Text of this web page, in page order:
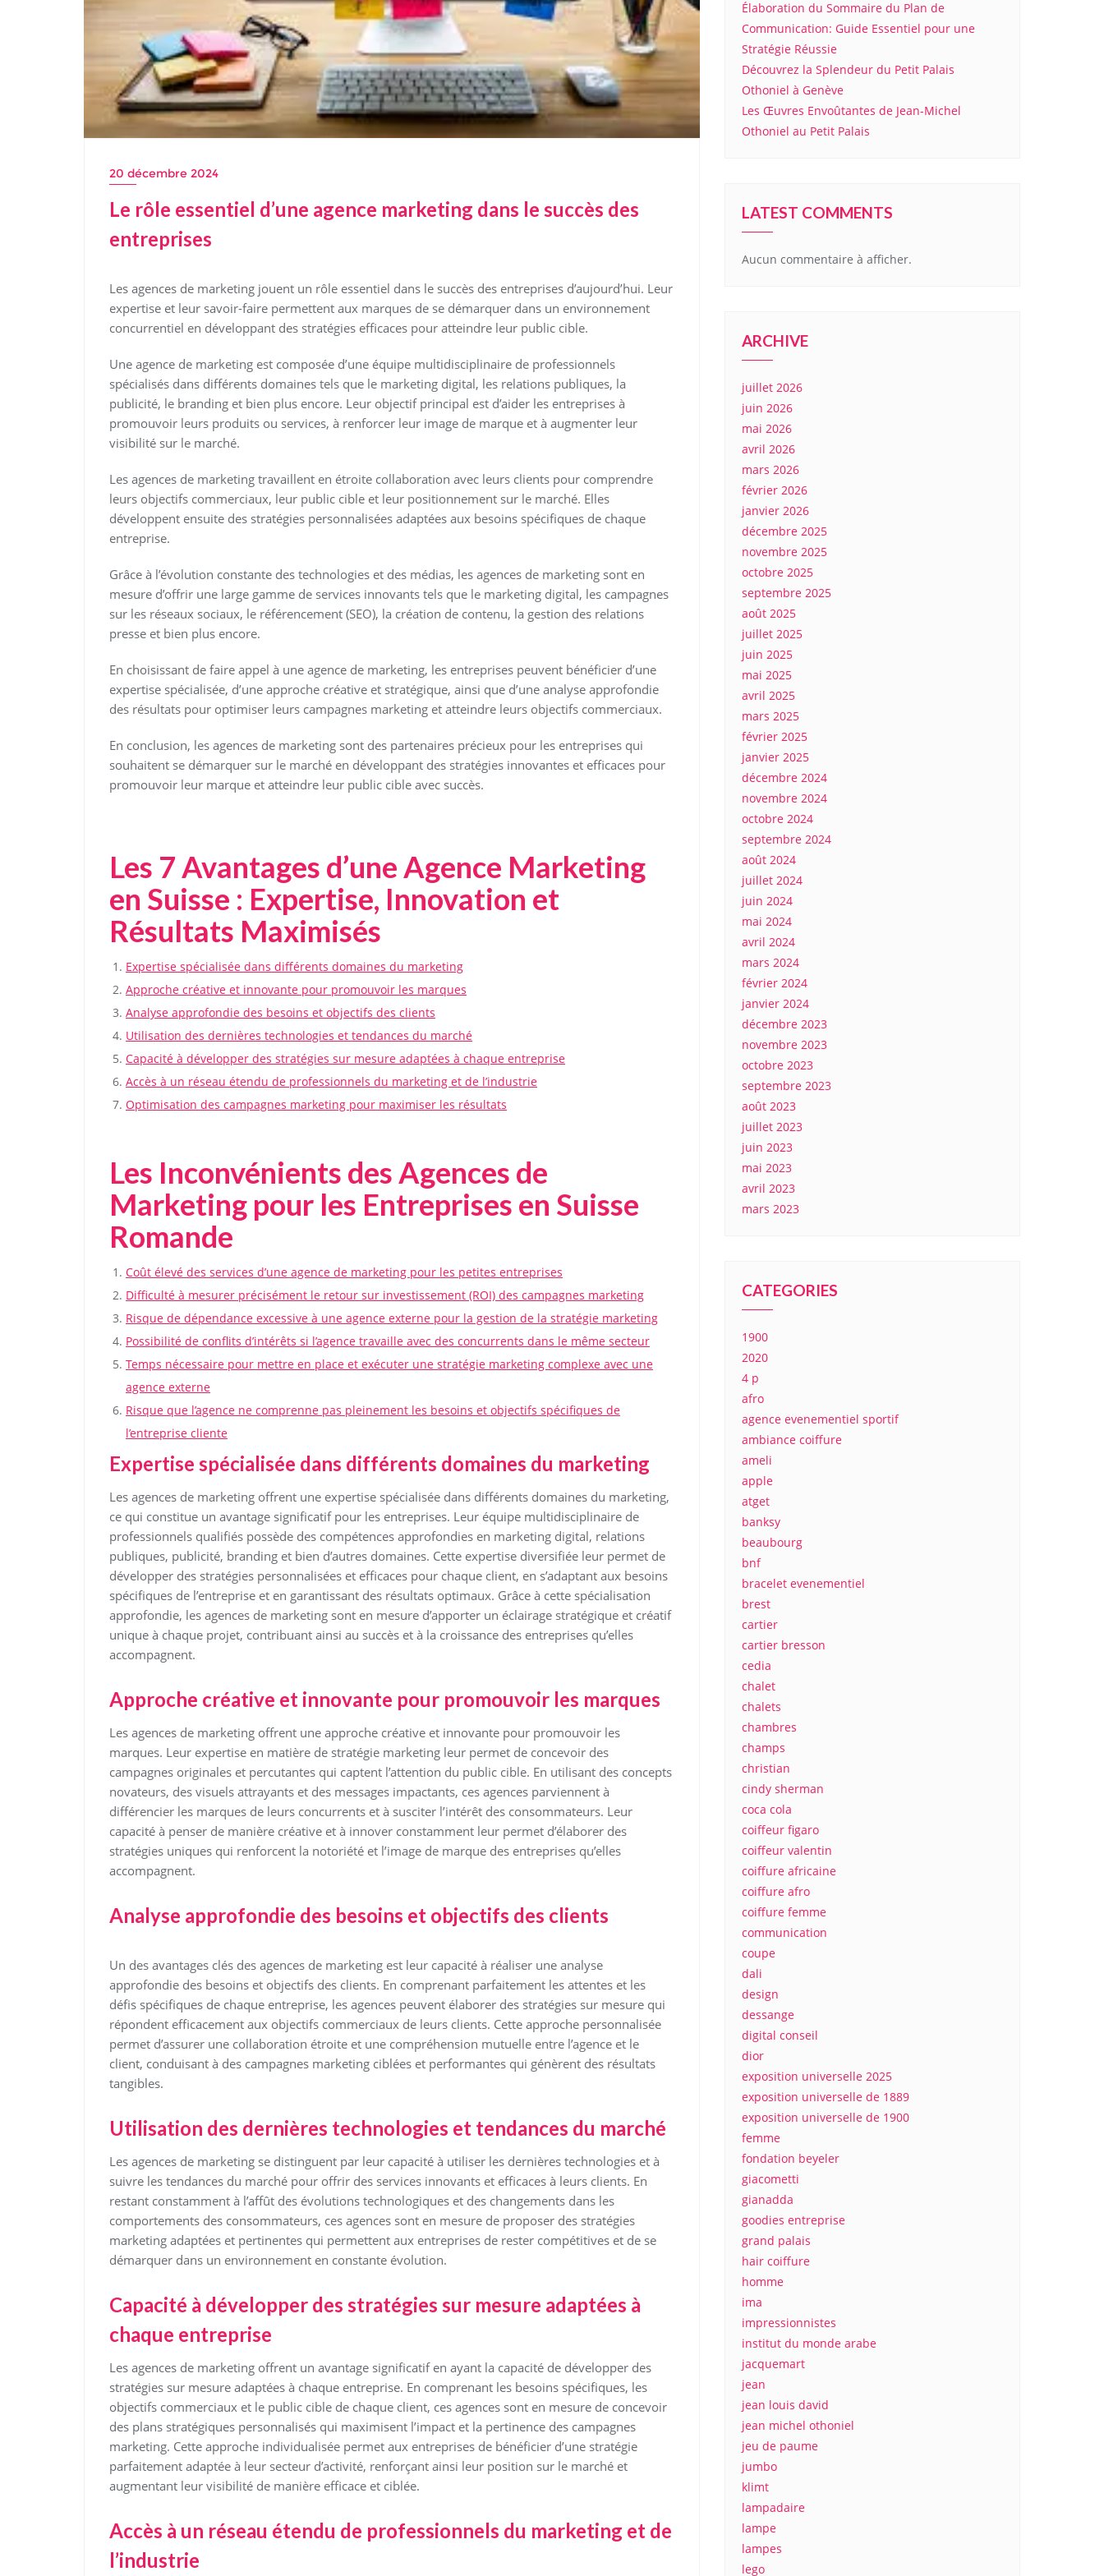
20 décembre 2024
Le rôle essentiel d’une agence marketing dans le succès des
entreprises
Les agences de marketing jouent un rôle essentiel dans le succès des entreprises d’aujourd’hui. Leur
expertise et leur savoir-faire permettent aux marques de se démarquer dans un environnement
concurrentiel en développant des stratégies efficaces pour atteindre leur public cible.
Une agence de marketing est composée d’une équipe multidisciplinaire de professionnels
spécialisés dans différents domaines tels que le marketing digital, les relations publiques, la
publicité, le branding et bien plus encore. Leur objectif principal est d’aider les entreprises à
promouvoir leurs produits ou services, à renforcer leur image de marque et à augmenter leur
visibilité sur le marché.
Les agences de marketing travaillent en étroite collaboration avec leurs clients pour comprendre
leurs objectifs commerciaux, leur public cible et leur positionnement sur le marché. Elles
développent ensuite des stratégies personnalisées adaptées aux besoins spécifiques de chaque
entreprise.
Grâce à l’évolution constante des technologies et des médias, les agences de marketing sont en
mesure d’offrir une large gamme de services innovants tels que le marketing digital, les campagnes
sur les réseaux sociaux, le référencement (SEO), la création de contenu, la gestion des relations
presse et bien plus encore.
En choisissant de faire appel à une agence de marketing, les entreprises peuvent bénéficier d’une
expertise spécialisée, d’une approche créative et stratégique, ainsi que d’une analyse approfondie
des résultats pour optimiser leurs campagnes marketing et atteindre leurs objectifs commerciaux.
En conclusion, les agences de marketing sont des partenaires précieux pour les entreprises qui
souhaitent se démarquer sur le marché en développant des stratégies innovantes et efficaces pour
promouvoir leur marque et atteindre leur public cible avec succès.
Les 7 Avantages d’une Agence Marketing
en Suisse : Expertise, Innovation et
Résultats Maximisés
Expertise spécialisée dans différents domaines du marketing
Approche créative et innovante pour promouvoir les marques
Analyse approfondie des besoins et objectifs des clients
Utilisation des dernières technologies et tendances du marché
Capacité à développer des stratégies sur mesure adaptées à chaque entreprise
Accès à un réseau étendu de professionnels du marketing et de l’industrie
Optimisation des campagnes marketing pour maximiser les résultats
Les Inconvénients des Agences de
Marketing pour les Entreprises en Suisse
Romande
Coût élevé des services d’une agence de marketing pour les petites entreprises
Difficulté à mesurer précisément le retour sur investissement (ROI) des campagnes marketing
Risque de dépendance excessive à une agence externe pour la gestion de la stratégie marketing
Possibilité de conflits d’intérêts si l’agence travaille avec des concurrents dans le même secteur
Temps nécessaire pour mettre en place et exécuter une stratégie marketing complexe avec une
agence externe
Risque que l’agence ne comprenne pas pleinement les besoins et objectifs spécifiques de
l’entreprise cliente
Expertise spécialisée dans différents domaines du marketing
Les agences de marketing offrent une expertise spécialisée dans différents domaines du marketing,
ce qui constitue un avantage significatif pour les entreprises. Leur équipe multidisciplinaire de
professionnels qualifiés possède des compétences approfondies en marketing digital, relations
publiques, publicité, branding et bien d’autres domaines. Cette expertise diversifiée leur permet de
développer des stratégies personnalisées et efficaces pour chaque client, en s’adaptant aux besoins
spécifiques de l’entreprise et en garantissant des résultats optimaux. Grâce à cette spécialisation
approfondie, les agences de marketing sont en mesure d’apporter un éclairage stratégique et créatif
unique à chaque projet, contribuant ainsi au succès et à la croissance des entreprises qu’elles
accompagnent.
Approche créative et innovante pour promouvoir les marques
Les agences de marketing offrent une approche créative et innovante pour promouvoir les
marques. Leur expertise en matière de stratégie marketing leur permet de concevoir des
campagnes originales et percutantes qui captent l’attention du public cible. En utilisant des concepts
novateurs, des visuels attrayants et des messages impactants, ces agences parviennent à
différencier les marques de leurs concurrents et à susciter l’intérêt des consommateurs. Leur
capacité à penser de manière créative et à innover constamment leur permet d’élaborer des
stratégies uniques qui renforcent la notoriété et l’image de marque des entreprises qu’elles
accompagnent.
Analyse approfondie des besoins et objectifs des clients
Un des avantages clés des agences de marketing est leur capacité à réaliser une analyse
approfondie des besoins et objectifs des clients. En comprenant parfaitement les attentes et les
défis spécifiques de chaque entreprise, les agences peuvent élaborer des stratégies sur mesure qui
répondent efficacement aux objectifs commerciaux de leurs clients. Cette approche personnalisée
permet d’assurer une collaboration étroite et une compréhension mutuelle entre l’agence et le
client, conduisant à des campagnes marketing ciblées et performantes qui génèrent des résultats
tangibles.
Utilisation des dernières technologies et tendances du marché
Les agences de marketing se distinguent par leur capacité à utiliser les dernières technologies et à
suivre les tendances du marché pour offrir des services innovants et efficaces à leurs clients. En
restant constamment à l’affût des évolutions technologiques et des changements dans les
comportements des consommateurs, ces agences sont en mesure de proposer des stratégies
marketing adaptées et pertinentes qui permettent aux entreprises de rester compétitives et de se
démarquer dans un environnement en constante évolution.
Capacité à développer des stratégies sur mesure adaptées à
chaque entreprise
Les agences de marketing offrent un avantage significatif en ayant la capacité de développer des
stratégies sur mesure adaptées à chaque entreprise. En comprenant les besoins spécifiques, les
objectifs commerciaux et le public cible de chaque client, ces agences sont en mesure de concevoir
des plans stratégiques personnalisés qui maximisent l’impact et la pertinence des campagnes
marketing. Cette approche individualisée permet aux entreprises de bénéficier d’une stratégie
parfaitement adaptée à leur secteur d’activité, renforçant ainsi leur position sur le marché et
augmentant leur visibilité de manière efficace et ciblée.
Accès à un réseau étendu de professionnels du marketing et de
l’industrie
Élaboration du Sommaire du Plan de
Communication: Guide Essentiel pour une
Stratégie Réussie
Découvrez la Splendeur du Petit Palais
Othoniel à Genève
Les Œuvres Envoûtantes de Jean-Michel
Othoniel au Petit Palais
LATEST COMMENTS
Aucun commentaire à afficher.
ARCHIVE
juillet 2026
juin 2026
mai 2026
avril 2026
mars 2026
février 2026
janvier 2026
décembre 2025
novembre 2025
octobre 2025
septembre 2025
août 2025
juillet 2025
juin 2025
mai 2025
avril 2025
mars 2025
février 2025
janvier 2025
décembre 2024
novembre 2024
octobre 2024
septembre 2024
août 2024
juillet 2024
juin 2024
mai 2024
avril 2024
mars 2024
février 2024
janvier 2024
décembre 2023
novembre 2023
octobre 2023
septembre 2023
août 2023
juillet 2023
juin 2023
mai 2023
avril 2023
mars 2023
CATEGORIES
1900
2020
4 p
afro
agence evenementiel sportif
ambiance coiffure
ameli
apple
atget
banksy
beaubourg
bnf
bracelet evenementiel
brest
cartier
cartier bresson
cedia
chalet
chalets
chambres
champs
christian
cindy sherman
coca cola
coiffeur figaro
coiffeur valentin
coiffure africaine
coiffure afro
coiffure femme
communication
coupe
dali
design
dessange
digital conseil
dior
exposition universelle 2025
exposition universelle de 1889
exposition universelle de 1900
femme
fondation beyeler
giacometti
gianadda
goodies entreprise
grand palais
hair coiffure
homme
ima
impressionnistes
institut du monde arabe
jacquemart
jean
jean louis david
jean michel othoniel
jeu de paume
jumbo
klimt
lampadaire
lampe
lampes
lego